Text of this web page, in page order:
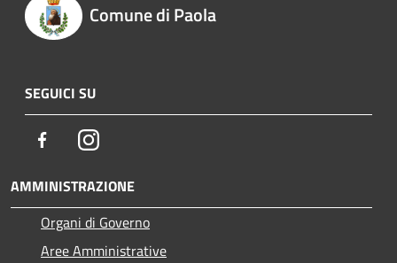
Comune di Paola
SEGUICI SU
FacebookInstagram
AMMINISTRAZIONE
Organi di Governo
Aree Amministrative